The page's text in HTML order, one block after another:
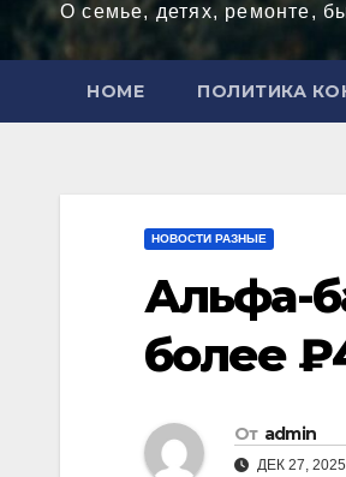
О семье, детях, ремонте,
HOME ПОЛИТИКА
НОВОСТИ РАЗНЫЕ
Альфа-
более
От admin
ДЕК 27, 2025